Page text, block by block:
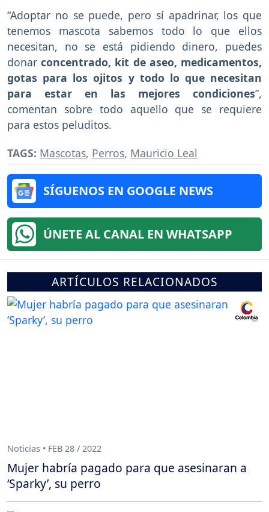
“Adoptar no se puede, pero sí apadrinar, los que
tenemos mascota sabemos todo lo que ellos
necesitan, no se está pidiendo dinero, puedes
donarconcentrado, kit de aseo, medicamentos,
gotas para los ojitos y todo lo que necesitan
para estar en las mejores condiciones”,
comentan sobre todo aquello que se requiere
para estos peluditos.
TAGS: Mascotas, Perros, Mauricio Leal
SÍGUENOS EN GOOGLE NEWS
ÚNETE AL CANAL EN WHATSAPP
ARTÍCULOS RELACIONADOS
Noticias • FEB 28 / 2022
Mujer habría pagado para que asesinaran a
‘Sparky’, su perro